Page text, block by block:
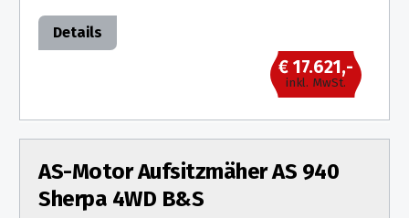
Details
€ 17.621,-
inkl. MwSt.
AS-Motor Aufsitzmäher AS 940
Sherpa 4WD B&S